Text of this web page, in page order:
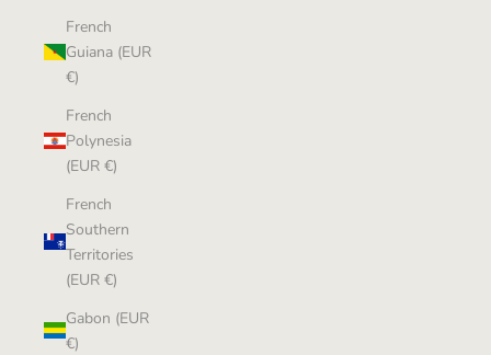
French
Guiana (EUR
€)
French
Polynesia
(EUR €)
French
Southern
Territories
(EUR €)
Gabon (EUR
€)